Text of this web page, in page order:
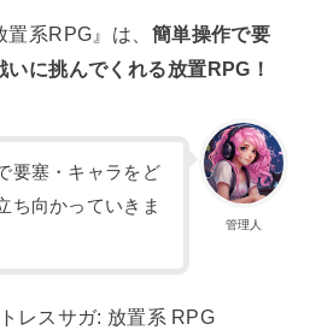
置系RPG』は、 簡単操作で要
に挑んでくれる放置RPG！
管理人
要塞・キャラをど
ち向かっていきま
レスサガ: 放置系 RPG